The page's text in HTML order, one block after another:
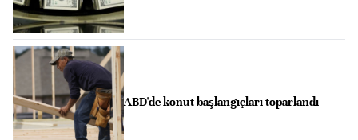
ABD'de konut başlangıçları toparlandı